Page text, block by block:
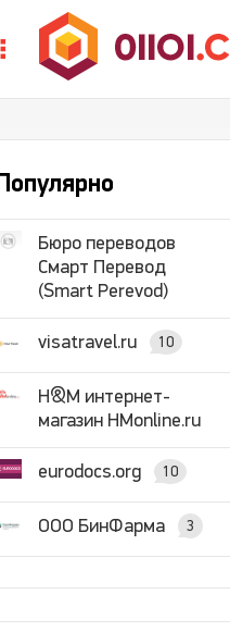
Бюро переводов
Смарт Перевод
(Smart Perevod)
visatravel.ru 10
H&M интернет-
магазин HMonline.ru
eurodocs.org 10
ООО БинФарма 3